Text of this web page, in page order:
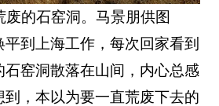
废的石窑洞。马景朋供图
到上海工作，每次回家看到
窑洞散落在山间，内心总感
，本以为要一直荒废下去的